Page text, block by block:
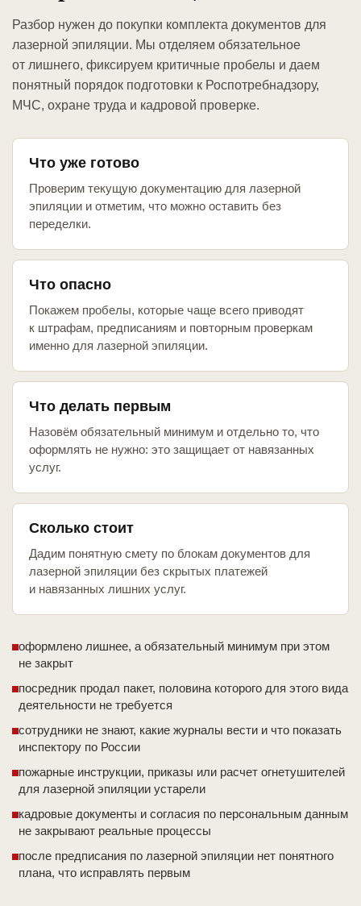
Разбор нужен до покупки комплекта документов для
лазерной эпиляции. Мы отделяем обязательное
от лишнего, фиксируем критичные пробелы и даем
понятный порядок подготовки к Роспотребнадзору,
МЧС, охране труда и кадровой проверке.
Что уже готово
Проверим текущую документацию для лазерной
эпиляции и отметим, что можно оставить без
переделки.
Что опасно
Покажем пробелы, которые чаще всего приводят
к штрафам, предписаниям и повторным проверкам
именно для лазерной эпиляции.
Что делать первым
Назовём обязательный минимум и отдельно то, что
оформлять не нужно: это защищает от навязанных
услуг.
Сколько стоит
Дадим понятную смету по блокам документов для
лазерной эпиляции без скрытых платежей
и навязанных лишних услуг.
оформлено лишнее, а обязательный минимум при этом
не закрыт
посредник продал пакет, половина которого для этого вида
деятельности не требуется
сотрудники не знают, какие журналы вести и что показать
инспектору по России
пожарные инструкции, приказы или расчет огнетушителей
для лазерной эпиляции устарели
кадровые документы и согласия по персональным данным
не закрывают реальные процессы
после предписания по лазерной эпиляции нет понятного
плана, что исправлять первым